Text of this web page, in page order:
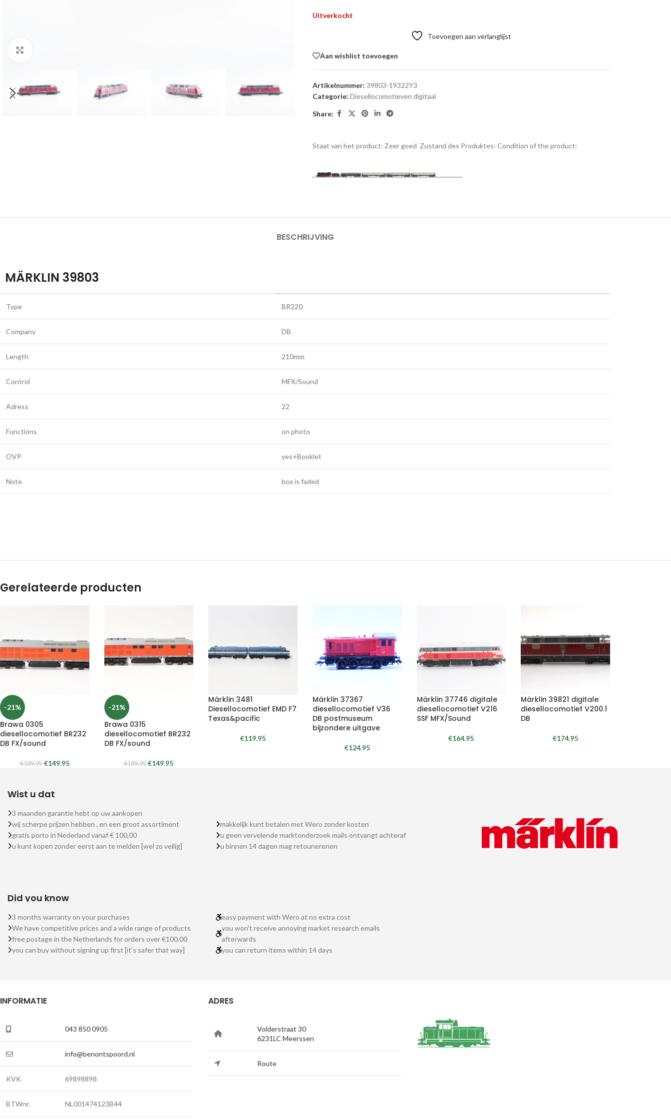
Uitverkocht
Toevoegen aan verlanglijst
Aan wishlist toevoegen
Artikelnummer: 39803-19322Y3
Categorie: Diesellocomotieven digitaal
Share:
Staat van het product: Zeer goed Zustand des Produktes: Condition of the product:
BESCHRIJVING
MÄRKLIN 39803
Type BR220
Company DB
Length 210mm
Control MFX/Sound
Adress 22
Functions on photo
OVP yes+Booklet
Note box is faded
Gerelateerde producten
-21%
Brawa 0305
diesellocomotief BR232
DB FX/sound
€189.95 €149.95
-21%
Brawa 0315
diesellocomotief BR232
DB FX/sound
€189.95 €149.95
Märklin 3481
Diesellocomotief EMD F7
Texas&pacific
€119.95
Märklin 37367
diesellocomotief V36
DB postmuseum
bijzondere uitgave
€124.95
Märklin 37746 digitale
diesellocomotief V216
SSF MFX/Sound
€164.95
Märklin 39821 digitale
diesellocomotief V200.1
DB
€174.95
Wist u dat
3 maanden garantie hebt op uw aankopen
wij scherpe prijzen hebben , en een groot assortiment
gratis porto in Nederland vanaf € 100,00
u kunt kopen zonder eerst aan te melden [wel zo veilig]
makkelijk kunt betalen met Wero zonder kosten
u geen vervelende marktonderzoek mails ontvangt achteraf
u binnen 14 dagen mag retounerenen
Did you know
3 months warranty on your purchases
We have competitive prices and a wide range of products
free postage in the Netherlands for orders over €100.00
you can buy without signing up first [it's safer that way]
easy payment with Wero at no extra cost
you won't receive annoying market research emails
afterwards
you can return items within 14 days
INFORMATIE
043 850 0905
info@benontspoord.nl
KVK 69898898
BTWnr. NL001474123B44
ADRES
Volderstraat 30
6231LC Meerssen
Route